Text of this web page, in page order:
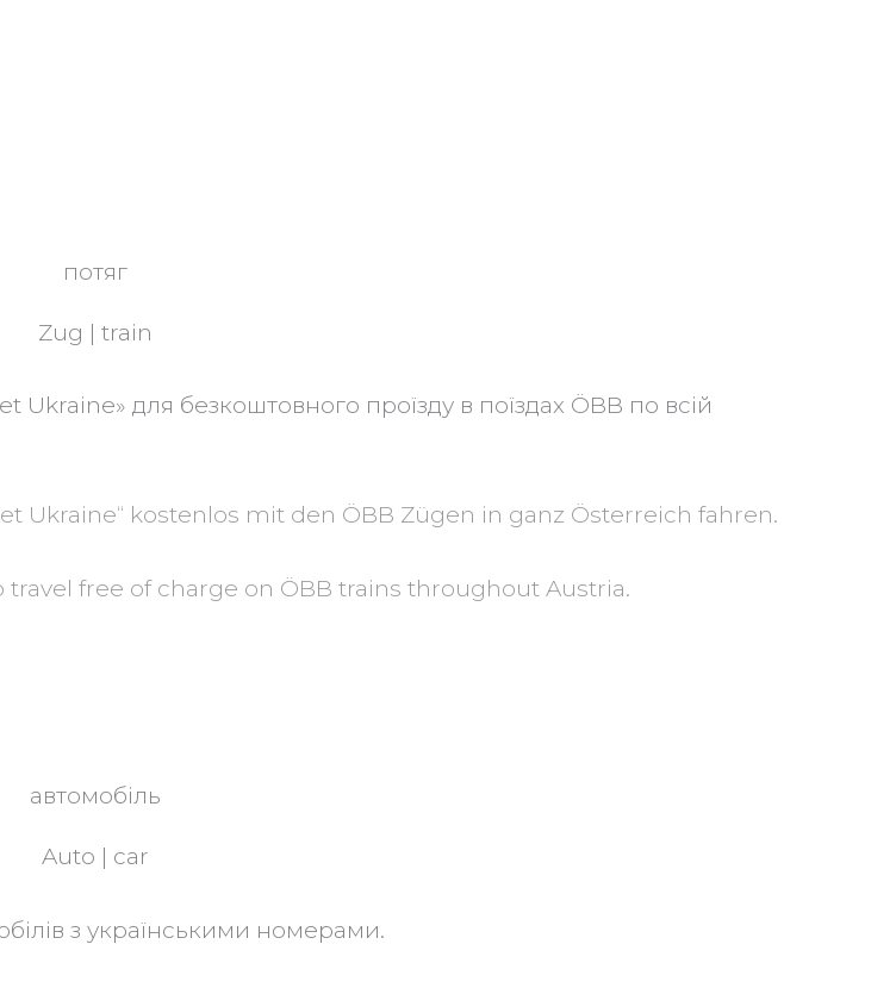
потяг
Zug | train
для безкоштовного проїзду в поїздах ÖBB по всій
Ukraine“ kostenlos mit den ÖBB Zügen in ganz Österreich fahren.
travel free of charge on ÖBB trains throughout Austria.
автомобіль
Auto | car
з українськими номерами.